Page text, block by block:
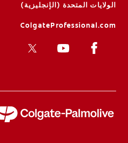
الولايات المتحدة (الإنجليزية)
ColgateProfessional.com